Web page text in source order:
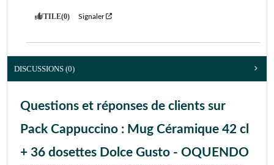
UTILE(0) Signaler
DISCUSSIONS (0)
Questions et réponses de clients sur
Pack Cappuccino : Mug Céramique 42 cl
+ 36 dosettes Dolce Gusto - OQUENDO